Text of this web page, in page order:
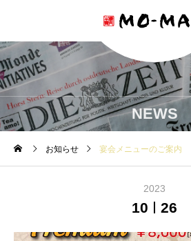
NEWS
お知らせ 宴会メニューのご案内
2023
10 26